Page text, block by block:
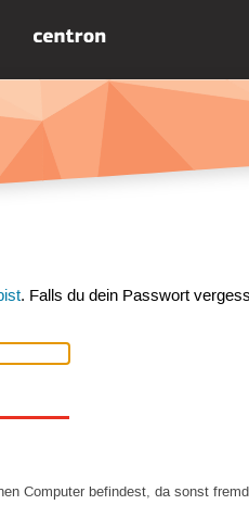
. Falls du dein Passwort
Computer befindest, da sonst